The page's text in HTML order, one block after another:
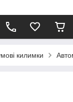
килимки